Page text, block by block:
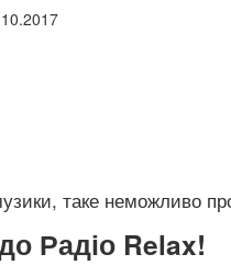
таке неможливо
Радіо Relax!